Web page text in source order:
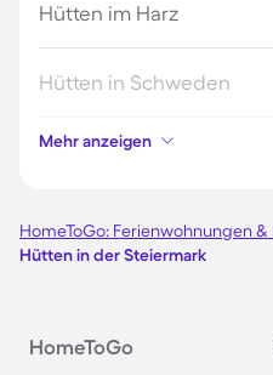
Hütten im Harz
Hütten in Schweden
Hütten in Italien
Hütten in Holland
Hütten in
Mehr anzeigen
HomeToGo: Ferienwohnungen &
Hütten in der Steiermark
HomeToGo